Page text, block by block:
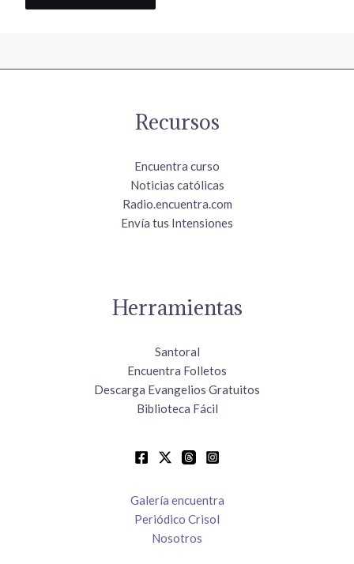
Recursos
Encuentra curso
Noticias católicas
Radio.encuentra.com
Envía tus Intensiones
Herramientas
Santoral
Encuentra Folletos
Descarga Evangelios Gratuitos
Biblioteca Fácil
Galería encuentra
Periódico Crisol
Nosotros